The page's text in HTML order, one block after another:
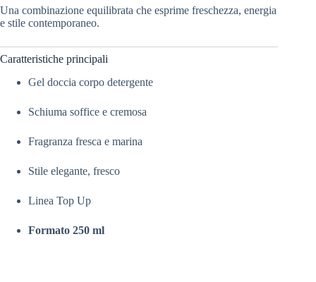
Una combinazione equilibrata che esprime freschezza, energia
e stile contemporaneo.
Caratteristiche principali
Gel doccia corpo detergente
Schiuma soffice e cremosa
Fragranza fresca e marina
Stile elegante, fresco
Linea Top Up
Formato 250 ml